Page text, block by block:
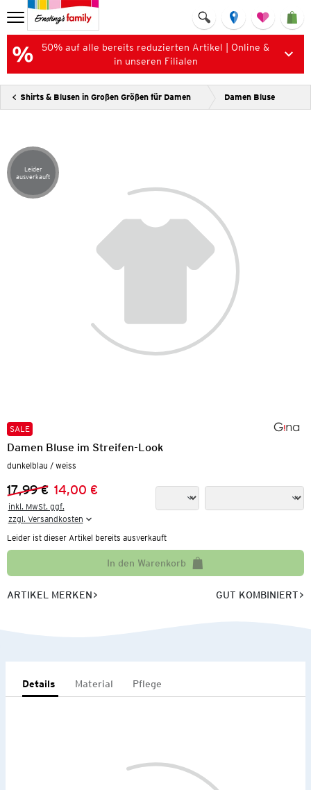
50% auf alle bereits reduzierten Artikel | Online &
in unseren Filialen
Shirts & Blusen in Großen Größen für Damen Damen Bluse
Artikel leider ausverkauft
Leider
ausverkauft
SALE
Damen Bluse im Streifen-Look
dunkelblau / weiss
Vorheriger Preis:
17,99 €
Neuer Preis:
14,00 €
inkl. MwSt. ggf.
zzgl. Versandkosten
Leider ist dieser Artikel bereits ausverkauft
In den Warenkorb
ARTIKEL MERKEN GUT KOMBINIERT
Details Material Pflege